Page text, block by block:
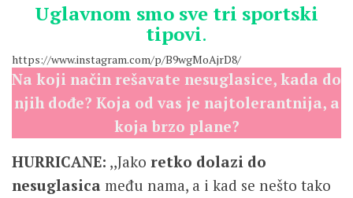
Uglavnom smo sve tri sportski
tipovi.
https://www.instagram.com/p/B9wgMoAjrD8/
Na koji način rešavate nesuglasice, kada do
njih dođe? Koja od vas je najtolerantnija, a
koja brzo plane?
HURRICANE: ,,Jako retko dolazi do
nesuglasica među nama, a i kad se nešto tako